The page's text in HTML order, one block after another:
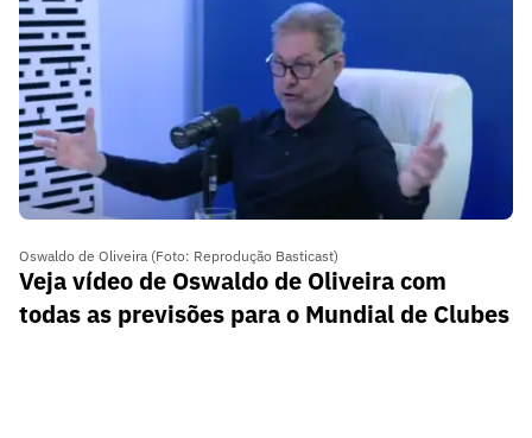
Oswaldo de Oliveira (Foto: Reprodução Basticast)
Veja vídeo de Oswaldo de Oliveira com
todas as previsões para o Mundial de Clubes